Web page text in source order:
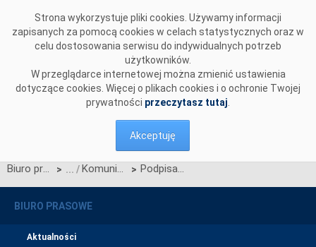
Strona wykorzystuje pliki cookies. Używamy informacji
zapisanych za pomocą cookies w celach statystycznych oraz w
celu dostosowania serwisu do indywidualnych potrzeb
użytkowników.
W przeglądarce internetowej można zmienić ustawienia
dotyczące cookies. Więcej o plikach cookies i o ochronie Twojej
prywatności przeczytasz tutaj
Akceptuję
Biuro prasowe > Komunikaty OSP > Podpisano pierwszą w historii polskiej energetyki umowę na negawaty
BIURO PRASOWE
Aktualności